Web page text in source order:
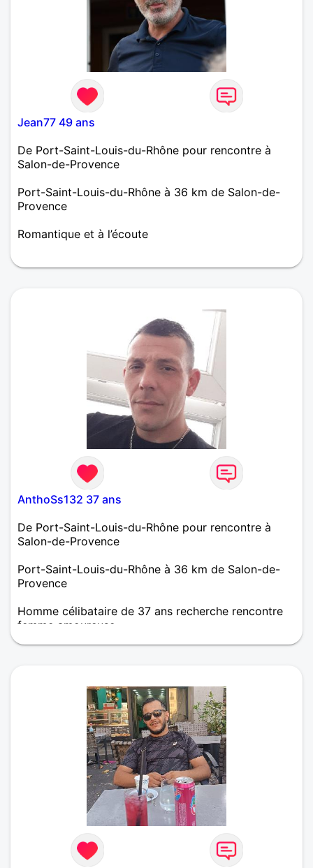
Jean77 49 ans
De Port-Saint-Louis-du-Rhône pour rencontre à
Salon-de-Provence
Port-Saint-Louis-du-Rhône à 36 km de Salon-de-
Provence
Romantique et à l’écoute
AnthoSs132 37 ans
De Port-Saint-Louis-du-Rhône pour rencontre à
Salon-de-Provence
Port-Saint-Louis-du-Rhône à 36 km de Salon-de-
Provence
Homme célibataire de 37 ans recherche rencontre
femme amoureuse
Rencontre éphémère pour le moment et qui c'est 😉